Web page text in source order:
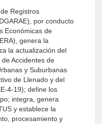
Registros
por conducto
Económicas de
genera la
la actualización del
Accidentes de
y Suburbanas
de Llenado y del
4-19); define los
integra, genera
y establece la
procesamiento y